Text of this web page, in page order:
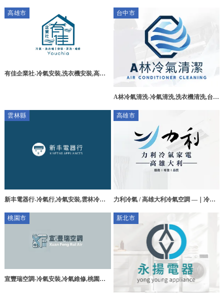
高雄市
有佳企業社-冷氣安裝,洗衣機安裝,高雄
台中市
A林冷氣清洗-冷氣清洗,洗衣機清洗,台中
雲林縣
新丰電器行-冷氣行,冷氣安裝,雲林冷氣
高雄市
力利冷氣 / 高雄大利冷氣空調 —｜冷氣
冷氣維修｜鳳山區冷氣安裝｜
桃園市
宣豐瑞空調-冷氣安裝,冷氣維修,桃園冷
新北市